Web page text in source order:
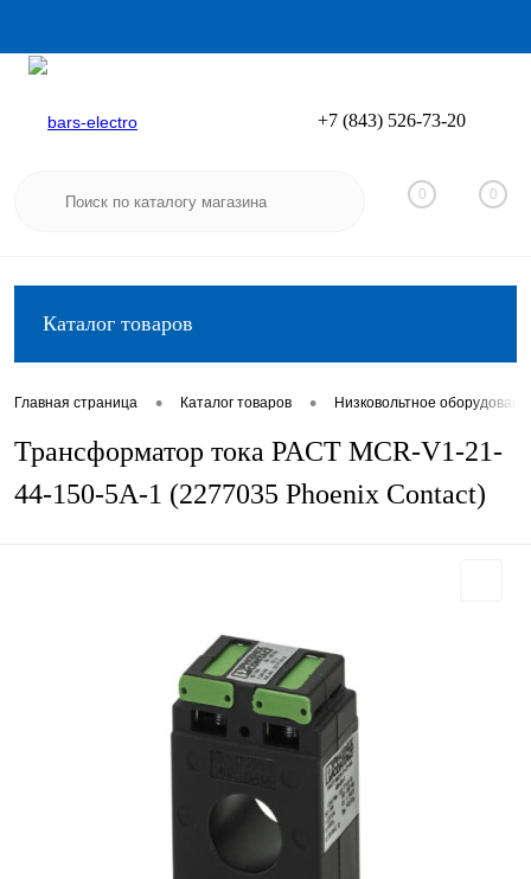
Вход
+7 (843) 526-73-20
0 0
Каталог товаров
Главная страница • Каталог товаров • Низковольтное
Трансформатор тока PACT MCR-V1-21-
44-150-5A-1 (2277035 Phoenix Contact)